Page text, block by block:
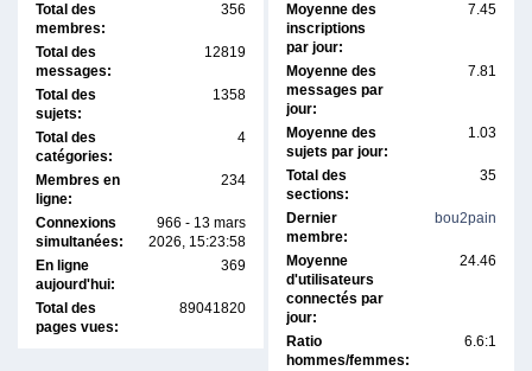
Total des
membres:
356
Total des
messages:
12819
Total des
sujets:
1358
Total des
catégories:
4
Membres en
ligne:
234
Connexions
simultanées:
966 - 13 mars
2026, 15:23:58
En ligne
aujourd'hui:
369
Total des
pages vues:
89041820
Moyenne des
inscriptions
par jour:
7.45
Moyenne des
messages par
jour:
7.81
Moyenne des
sujets par jour:
1.03
Total des
sections:
35
Dernier
membre:
bou2pain
Moyenne
d'utilisateurs
connectés par
jour:
24.46
Ratio
hommes/femmes:
6.6:1